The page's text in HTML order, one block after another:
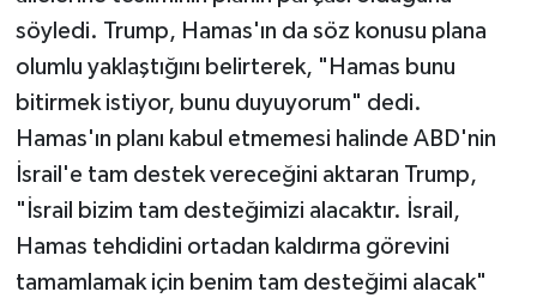
söyledi. Trump, Hamas'ın da söz konusu plana
olumlu yaklaştığını belirterek, "Hamas bunu
bitirmek istiyor, bunu duyuyorum" dedi.
Hamas'ın planı kabul etmemesi halinde ABD'nin
İsrail'e tam destek vereceğini aktaran Trump,
"İsrail bizim tam desteğimizi alacaktır. İsrail,
Hamas tehdidini ortadan kaldırma görevini
tamamlamak için benim tam desteğimi alacak"